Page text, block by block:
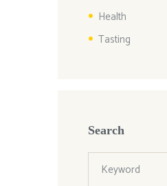
Health
Tasting
Search